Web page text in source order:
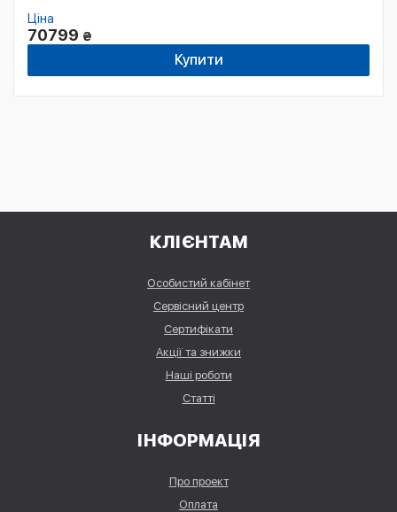
Ціна
70799 ₴
Купити
КЛІЄНТАМ
Особистий кабінет
Сервісний центр
Сертифікати
Акції та знижки
Наші роботи
Статті
ІНФОРМАЦІЯ
Про проект
Оплата